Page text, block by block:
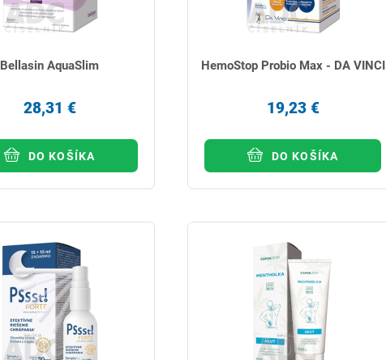
Bellasin AquaSlim
28,31 €
DO KOŠÍKA
HemoStop Probio Max - DA VINCI
19,23 €
DO KOŠÍKA